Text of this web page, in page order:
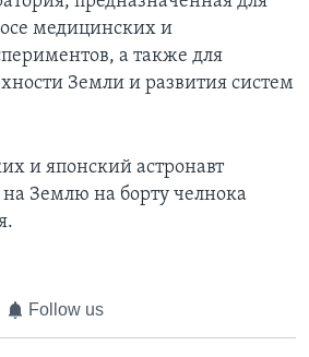
медицинских и
а также для
Земли и развития систем
и японский астронавт
Землю на борту челнока
Follow us